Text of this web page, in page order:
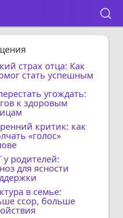
страх отца: Как
стать успешным
угождать:
к здоровым
критик: как
«голос»
у родителей:
для ясности
в семье:
ссор, больше